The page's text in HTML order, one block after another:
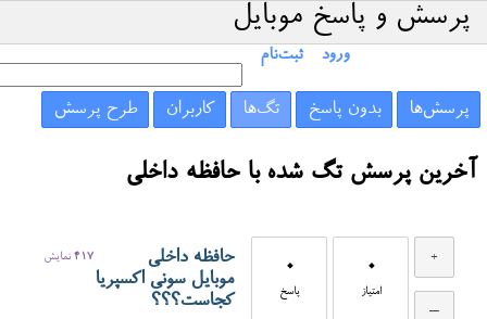
پرسش و پاسخ موبایل
ورود ثبت‌نام
پرسش‌ها بدون پاسخ تگ‌ها کاربران طرح پرسش
آخرین پرسش تگ شده با حافظه داخلی
0
امتیاز
0
پاسخ
417 نمایش
حافظه داخلی
موبایل سونی اکسپریا
کجاست؟؟؟